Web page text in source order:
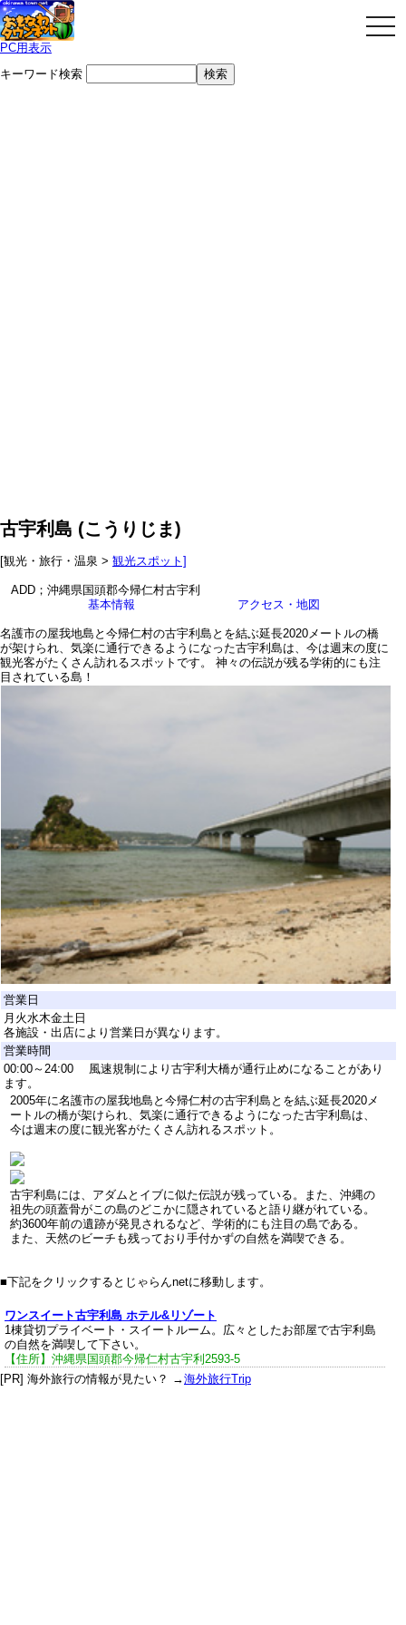
PC用表示
キーワード検索
古宇利島 (こうりじま)
[観光・旅行・温泉 > 観光スポット]
ADD；沖縄県国頭郡今帰仁村古宇利
基本情報
アクセス・地図
名護市の屋我地島と今帰仁村の古宇利島とを結ぶ延長2020メートルの橋
が架けられ、気楽に通行できるようになった古宇利島は、今は週末の度に
観光客がたくさん訪れるスポットです。 神々の伝説が残る学術的にも注
目されている島！
営業日
月火水木金土日
各施設・出店により営業日が異なります。
営業時間
00:00～24:00 風速規制により古宇利大橋が通行止めになることがあり
ます。
2005年に名護市の屋我地島と今帰仁村の古宇利島とを結ぶ延長2020メ
ートルの橋が架けられ、気楽に通行できるようになった古宇利島は、
今は週末の度に観光客がたくさん訪れるスポット。
古宇利島には、アダムとイブに似た伝説が残っている。また、沖縄の
祖先の頭蓋骨がこの島のどこかに隠されていると語り継がれている。
約3600年前の遺跡が発見されるなど、学術的にも注目の島である。
また、天然のビーチも残っており手付かずの自然を満喫できる。
■下記をクリックするとじゃらんnetに移動します。
ワンスイート古宇利島 ホテル&リゾート
1棟貸切プライベート・スイートルーム。広々としたお部屋で古宇利島
の自然を満喫して下さい。
【住所】沖縄県国頭郡今帰仁村古宇利2593-5
[PR] 海外旅行の情報が見たい？ →海外旅行Trip